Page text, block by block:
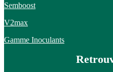
Semboost
V2max
Gamme Inoculants